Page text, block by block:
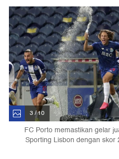
3 / 10
FC Porto memastikan gelar
Sporting Lisbon dengan skor